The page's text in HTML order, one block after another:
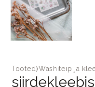
Tooted⟩Washiteip ja